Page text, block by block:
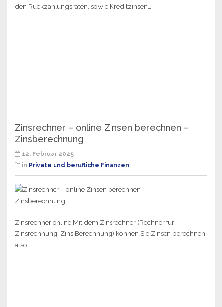
den Rückzahlungsraten, sowie Kreditzinsen…
Zinsrechner – online Zinsen berechnen –
Zinsberechnung
12. Februar 2025
in Private und berufliche Finanzen
Zinsrechner online Mit dem Zinsrechner (Rechner für
Zinsrechnung, Zins Berechnung) können Sie Zinsen berechnen,
also…